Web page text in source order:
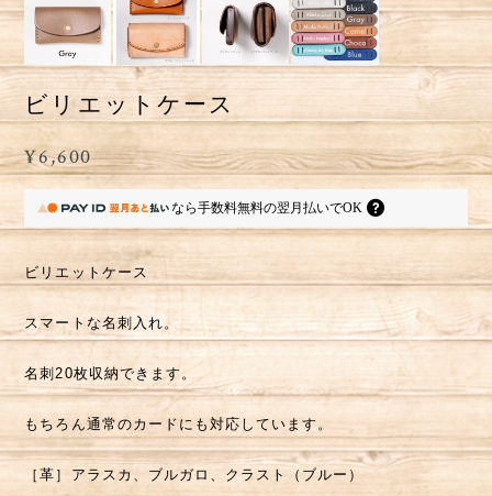
ビリエットケース
¥6,600
なら手数料無料の翌月払いでOK
ビリエットケース
スマートな名刺入れ。
名刺20枚収納できます。
もちろん通常のカードにも対応しています。
［革］アラスカ、ブルガロ、クラスト（ブルー）